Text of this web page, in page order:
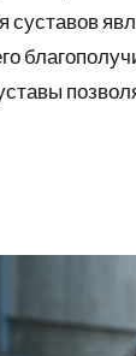
суставов